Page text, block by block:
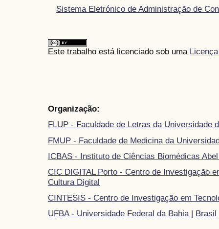
Sistema Eletrónico de Administração de
Este trabalho está licenciado sob uma
Organização:
FLUP - Faculdade de Letras da Universidade
FMUP - Faculdade de Medicina da
ICBAS - Instituto de Ciências Biomédicas
CIC DIGITAL Porto - Centro de Investigação
Cultura Digital
CINTESIS - Centro de Investigação em
UFBA - Universidade Federal da Bahia | Brasil